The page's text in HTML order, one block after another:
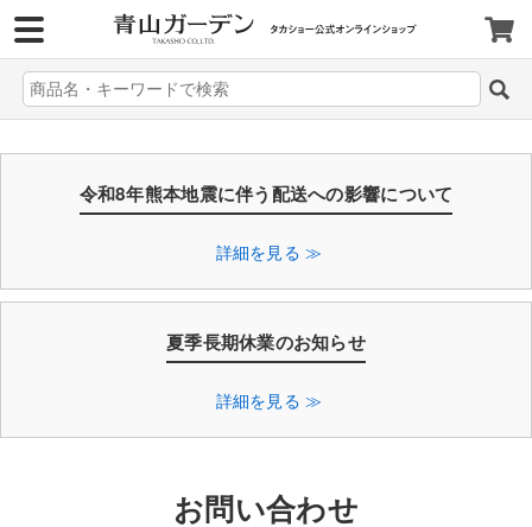
令和8年熊本地震に伴う配送への影響について
詳細を見る ≫
夏季長期休業のお知らせ
詳細を見る ≫
お問い合わせ